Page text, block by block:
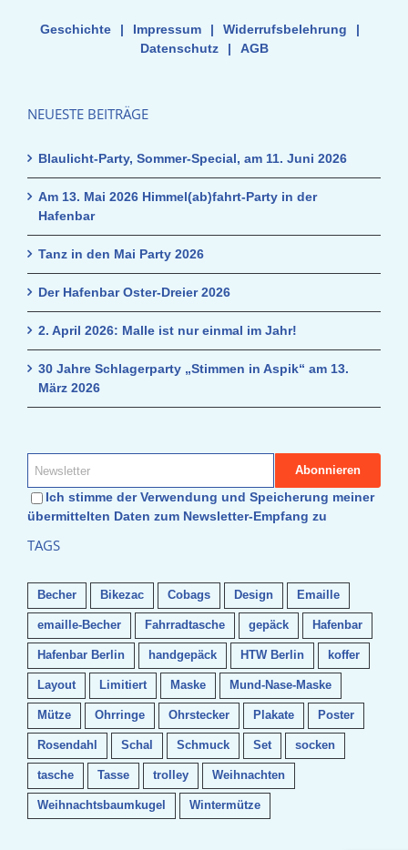
Geschichte | Impressum | Widerrufsbelehrung
|
Datenschutz
| AGB
NEUESTE BEITRÄGE
Blaulicht-Party, Sommer-Special, am 11. Juni 2026
Am 13. Mai 2026 Himmel(ab)fahrt-Party in der
Hafenbar
Tanz in den Mai Party 2026
Der Hafenbar Oster-Dreier 2026
2. April 2026: Malle ist nur einmal im Jahr!
30 Jahre Schlagerparty „Stimmen in Aspik“ am 13.
März 2026
Ich stimme der Verwendung und Speicherung meiner
übermittelten Daten zum Newsletter-Empfang zu
TAGS
Becher Bikezac Cobags Design Emaille
emaille-Becher Fahrradtasche gepäck Hafenbar
Hafenbar Berlin handgepäck HTW Berlin koffer
Layout Limitiert Maske Mund-Nase-Maske
Mütze Ohrringe Ohrstecker Plakate Poster
Rosendahl Schal Schmuck Set socken
tasche Tasse trolley Weihnachten
Weihnachtsbaumkugel Wintermütze